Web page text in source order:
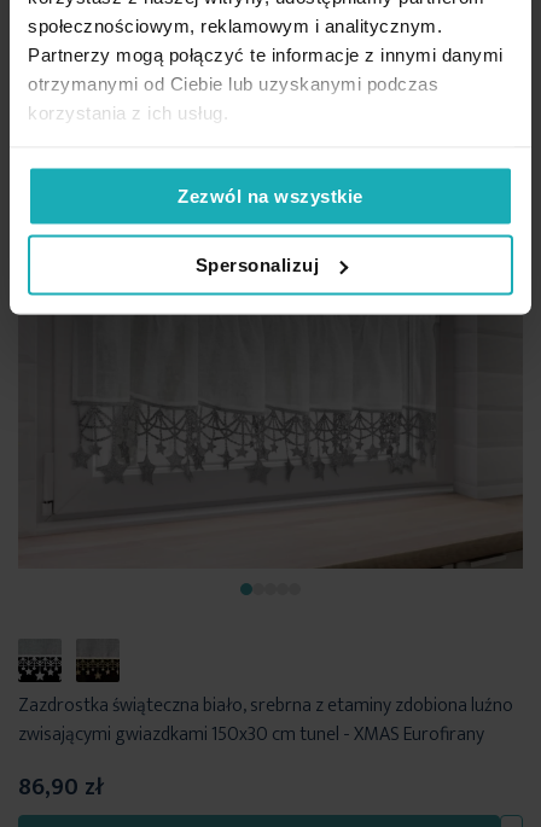
społecznościowym, reklamowym i analitycznym.
Partnerzy mogą połączyć te informacje z innymi danymi
otrzymanymi od Ciebie lub uzyskanymi podczas
korzystania z ich usług.
Zezwól na wszystkie
Spersonalizuj
Zazdrostka świąteczna biało, srebrna z etaminy zdobiona luźno
zwisającymi gwiazdkami 150x30 cm tunel - XMAS Eurofirany
86,90 zł